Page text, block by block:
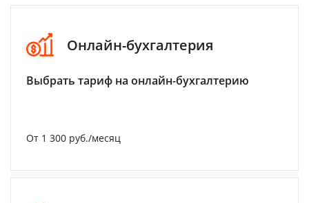
Онлайн-бухгалтерия
Выбрать тариф на онлайн-бухгалтерию
От 1 300 руб./месяц